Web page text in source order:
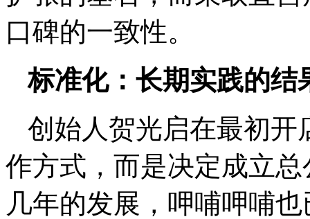
口碑的一致性。
标准化：长期实践的结
创始人贺光启在最初开
作方式，而是决定成立
几年的发展，呷哺呷哺